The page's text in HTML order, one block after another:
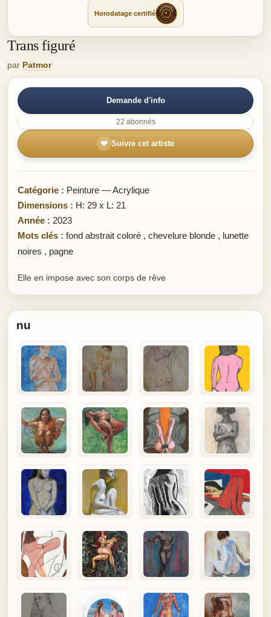
Horodatage certifié
Trans figuré
par Patmor
Demande d'info
22 abonnés
❤ Suivre cet artiste
Catégorie : Peinture — Acrylique
Dimensions : H: 29 x L: 21
Année : 2023
Mots clés : fond abstrait coloré , chevelure blonde , lunette
noires , pagne
Elle en impose avec son corps de rêve
nu